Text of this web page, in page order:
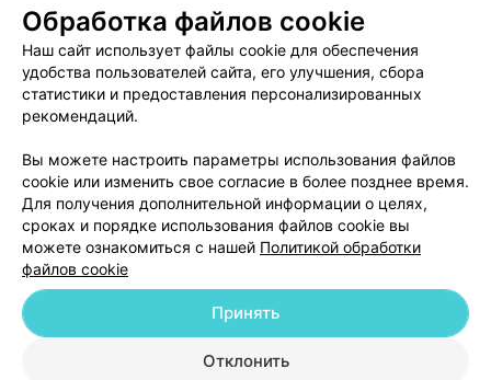
Пользовательское соглашение
Способы оплаты
Вакансии
Партнеры
Написать руководителю 103.by
Персональные настройки cookie
Обработка персональных данных
© 2026 ООО «Артокс Лаб», УНП 191700409| 220012, Республика Беларусь,
г. Минск, улица Толбухина, 2, пом. 16 | help@103.by
Обработка файлов cookie
Наш сайт использует файлы cookie для обеспечения
удобства пользователей сайта, его улучшения, сбора
статистики и предоставления персонализированных
рекомендаций.
Вы можете настроить параметры использования файлов
cookie или изменить свое согласие в более позднее время.
Для получения дополнительной информации о целях,
сроках и порядке использования файлов cookie вы
можете ознакомиться с нашей Политикой обработки
файлов cookie
Отклонить
Принять